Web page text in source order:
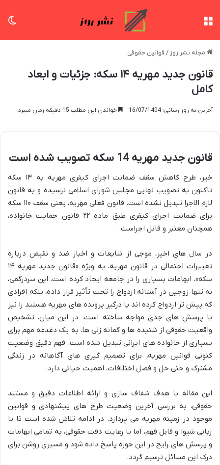
مجله نشر روز / قوانین حقوقی
قانون جدید مهریه ۱۴ سکه: جزئیات و ابعاد
کامل
آخرین به روز رسانی: 16/07/1404 خواندن این مطلب 15 دقیقه زمان میبرد
قانون جدید مهریه 14 سکه تصویب شده است
خیر، طرح کاهش سقف ضمانت اجرای کیفری مهریه به ۱۴ سکه
تاکنون به تصویب نهایی مجلس شورای اسلامی نرسیده و به قانون
لازم الاجرا تبدیل نشده است. قانون فعلی مهریه، یعنی سقف ۱۱۰ سکه
برای ضمانت اجرای کیفری طبق ماده ۲۲ قانون حمایت خانواده،
همچنان معتبر و قابل اجراست.
در سال های اخیر، موجی از شایعات و اخبار ضد و نقیض درباره
تغییرات احتمالی در قانون مهریه، به ویژه «قانون جدید مهریه ۱۴
سکه»، ابهامات بسیاری را در جامعه ایجاد کرده است. این سردرگمی،
نه تنها زوجین در آستانه ازدواج را تحت تأثیر قرار داده، بلکه افرادی
که پیش تر ازدواج کرده اند یا درگیر پرونده های مهریه هستند را نیز
با پرسش های جدی مواجه ساخته است. در این میان، تشخیص
واقعیت حقوقی از شنیده ها و گمانه زنی ها، به یک دغدغه مهم برای
بسیاری از خانواده های ایرانی تبدیل شده است. فهم دقیق وضعیت
کنونی قوانین مهریه، برای تصمیم گیری های آگاهانه در زندگی
مشترک و حتی حل و فصل اختلافات، اهمیت حیاتی دارد.
این مقاله با هدف شفاف سازی و ارائه اطلاعات دقیق و مستند
حقوقی، به بررسی آخرین وضعیت طرح های پیشنهادی و قوانین
موجود در زمینه مهریه می پردازد. در ادامه تلاش شده است تا با
زبانی شیوا و قابل فهم، اما با رعایت دقت حقوقی، به تمامی ابهامات
و پرسش های رایج در این حوزه پاسخ داده شود و مسیری روشن برای
درک این مسائل ترسیم گردد.